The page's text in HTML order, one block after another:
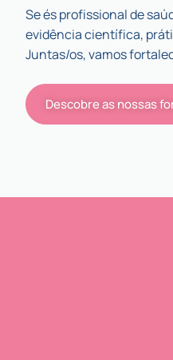
Se és profissional de
evidência científica,
Juntas/os, vamos
Descobre as nossas